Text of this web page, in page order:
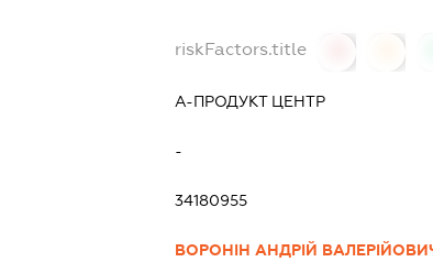
riskFactors.title
А-ПРОДУКТ ЦЕНТР
-
34180955
ВОРОНІН АНДРІЙ